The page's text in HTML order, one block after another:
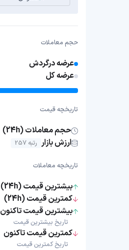
حجم معاملات
عرضه درگردش
عرضه کل
تاریخچه قیمت
حجم معاملات (24h)
ارزش بازار رتبه 257
تاریخچه معاملات
بیشترین قیمت (24h)
کمترین قیمت (24h)
بیشترین قیمت تاکنون
تاریخ بیشترین قیمت
کمترین قیمت تاکنون
تاریخ کمترین قیمت